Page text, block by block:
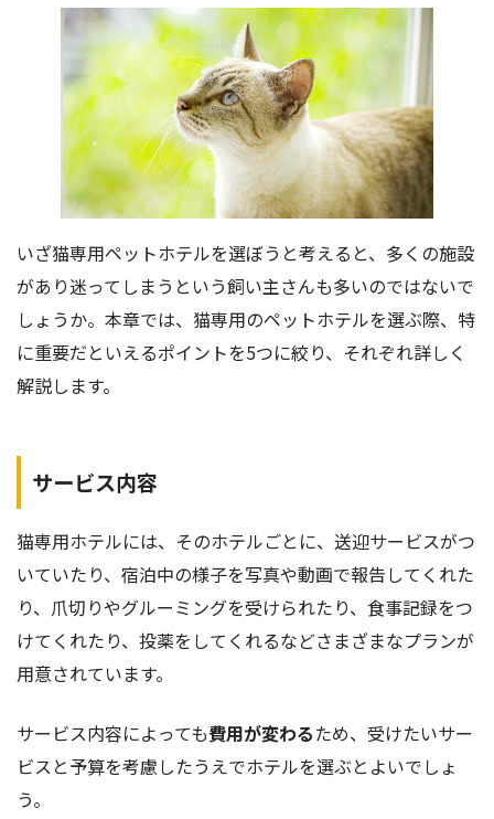
いざ猫専用ペットホテルを選ぼうと考えると、多くの施設
があり迷ってしまうという飼い主さんも多いのではないで
しょうか。本章では、猫専用のペットホテルを選ぶ際、特
に重要だといえるポイントを5つに絞り、それぞれ詳しく
解説します。
サービス内容
猫専用ホテルには、そのホテルごとに、送迎サービスがつ
いていたり、宿泊中の様子を写真や動画で報告してくれた
り、爪切りやグルーミングを受けられたり、食事記録をつ
けてくれたり、投薬をしてくれるなどさまざまなプランが
用意されています。
サービス内容によっても費用が変わるため、受けたいサー
ビスと予算を考慮したうえでホテルを選ぶとよいでしょ
う。